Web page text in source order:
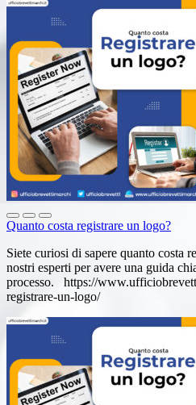
Quanto costa registrare un logo?
Siete curiosi di sapere quanto costa
nostri esperti per avere una guida
processo. https://
registrare-un-logo/